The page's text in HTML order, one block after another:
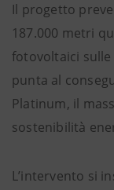
Il progetto
187.000 metri
fotovoltaici sulle
punta al
Platinum, il
sostenibilità
L’intervento si